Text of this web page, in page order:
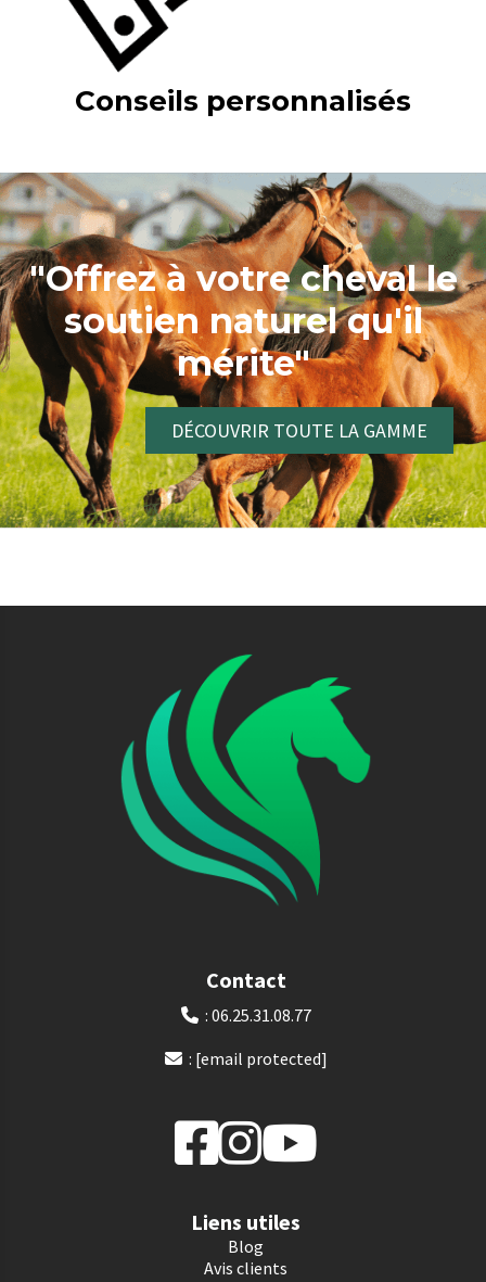
Conseils personnalisés
"Offrez à votre cheval le
soutien naturel qu'il
mérite"
DÉCOUVRIR TOUTE LA GAMME
Contact
: 06.25.31.08.77
: [email protected]
Liens utiles
Blog
Avis clients